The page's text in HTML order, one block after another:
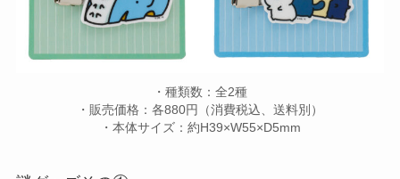
・種類数：全2種
・販売価格：各880円（消費税込、送料別）
・本体サイズ：約H39×W55×D5mm